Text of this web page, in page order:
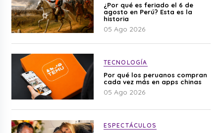
¿Por qué es feriado el 6 de
agosto en Perú? Esta es la
historia
05 Ago 2026
TECNOLOGÍA
Por qué los peruanos compran
cada vez más en apps chinas
05 Ago 2026
ESPECTÁCULOS